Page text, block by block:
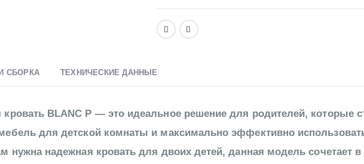
СБОРКА ТЕХНИЧЕСКИЕ ДАННЫЕ
кровать BLANC P — это идеальное решение для родителей, которые
для детской комнаты и максимально эффективно
нужна надежная кровать для двоих детей, данная модель сочетает в